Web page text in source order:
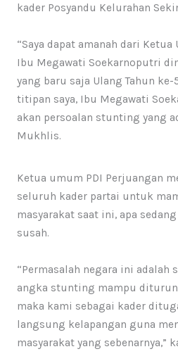
kader Posyandu Kelurahan
“Saya dapat amanah dari
Ibu Megawati Soekarnoputri
yang baru saja Ulang Tahun
titipan saya, Ibu Megawati
akan persoalan stunting yang
Mukhlis.
Ketua umum PDI Perjuangan
seluruh kader partai untuk
masyarakat saat ini, apa
susah.
“Permasalah negara ini adalah
angka stunting mampu
maka kami sebagai kader
langsung kelapangan guna
masyarakat yang sebenarnya,”